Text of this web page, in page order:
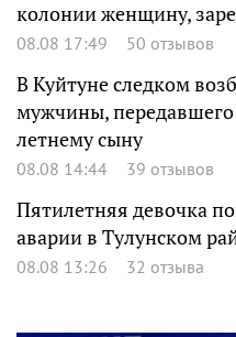
колонии женщину,
08.08 17:49 50 отзывов
В Куйтуне следком
мужчины,
летнему сыну
08.08 14:44 39 отзывов
Пятилетняя девочка
аварии в Тулунском
08.08 13:26 32 отзыва